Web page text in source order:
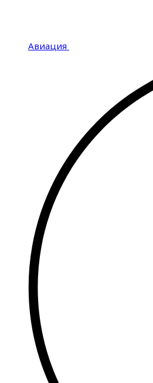
Авиация